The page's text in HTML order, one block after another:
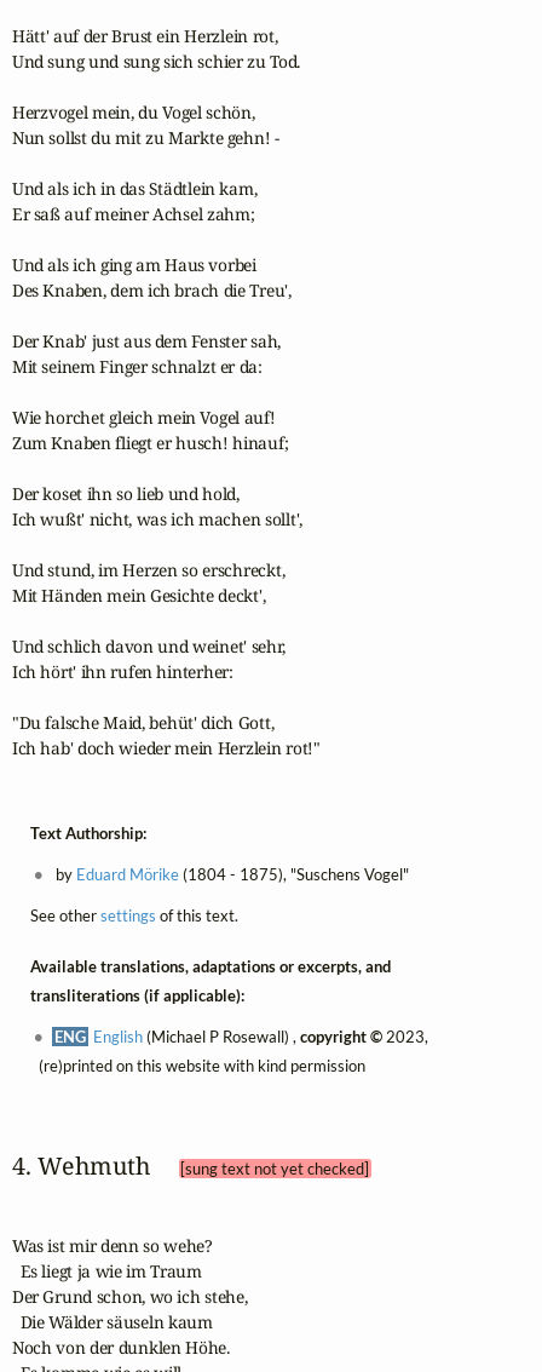
Hätt' auf der Brust ein Herzlein rot,
Und sung und sung sich schier zu Tod.
Herzvogel mein, du Vogel schön,
Nun sollst du mit zu Markte gehn! -
Und als ich in das Städtlein kam,
Er saß auf meiner Achsel zahm;
Und als ich ging am Haus vorbei
Des Knaben, dem ich brach die Treu',
Der Knab' just aus dem Fenster sah,
Mit seinem Finger schnalzt er da:
Wie horchet gleich mein Vogel auf!
Zum Knaben fliegt er husch! hinauf;
Der koset ihn so lieb und hold,
Ich wußt' nicht, was ich machen sollt',
Und stund, im Herzen so erschreckt,
Mit Händen mein Gesichte deckt',
Und schlich davon und weinet' sehr,
Ich hört' ihn rufen hinterher:
"Du falsche Maid, behüt' dich Gott,
Ich hab' doch wieder mein Herzlein rot!"
Text Authorship:
by Eduard Mörike(1804 - 1875), "Suschens Vogel"
See othersettings of this text.
Available translations, adaptations or excerpts, and
transliterations (if applicable):
ENG English(Michael P Rosewall) ,copyright ©2023,
(re)printed on this website with kind permission
4. Wehmuth [sung text not yet checked]
Was ist mir denn so wehe?
  Es liegt ja wie im Traum
Der Grund schon, wo ich stehe,
  Die Wälder säuseln kaum
Noch von der dunklen Höhe.